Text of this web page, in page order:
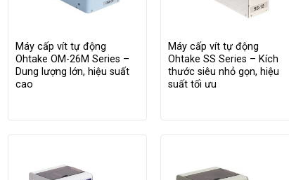
Máy cấp vít tự động
Ohtake OM-26M Series –
Dung lượng lớn, hiệu suất
cao
Máy cấp vít tự động
Ohtake SS Series – Kích
thước siêu nhỏ gọn, hiệu
suất tối ưu